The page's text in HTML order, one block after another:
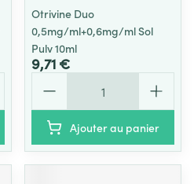
Otrivine Duo
0,5mg/ml+0,6mg/ml Sol
Pulv 10ml
9,71 €
Ajouter au panier